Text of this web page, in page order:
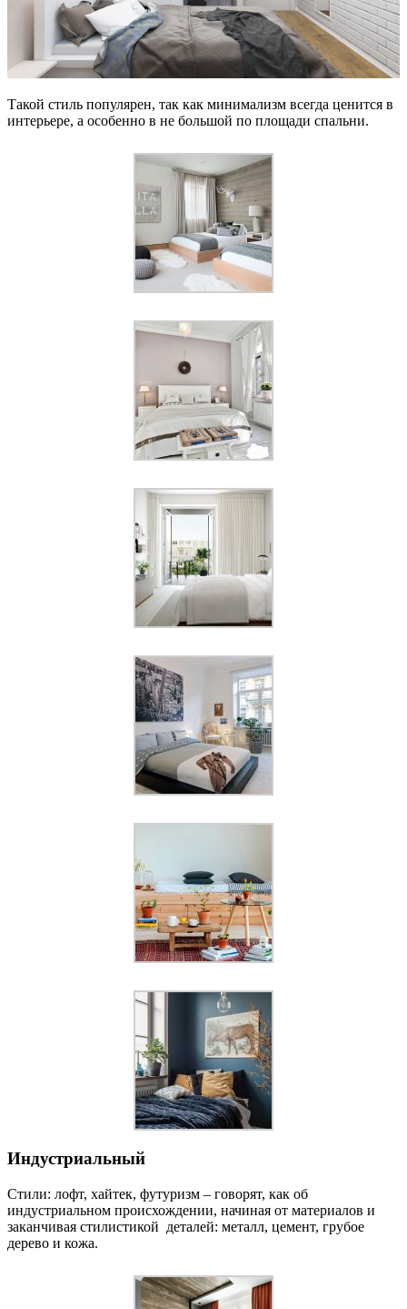
Такой стиль популярен, так как минимализм всегда ценится в
интерьере, а особенно в не большой по площади спальни.
Индустриальный
Стили: лофт, хайтек, футуризм – говорят, как об
индустриальном происхождении, начиная от материалов и
заканчивая стилистикой деталей: металл, цемент, грубое
дерево и кожа.